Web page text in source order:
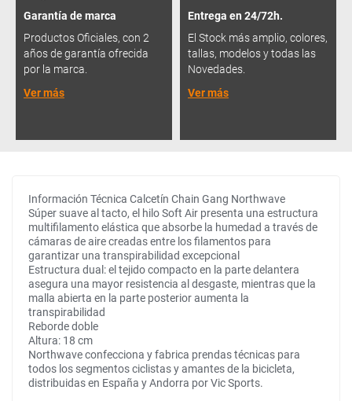
Garantía de marca
Productos Oficiales, con 2
años de garantía ofrecida
por la marca.
Ver más
Entrega en 24/72h.
El Stock más amplio, colores,
tallas, modelos y todas las
Novedades.
Ver más
Información Técnica Calcetín Chain Gang Northwave
Súper suave al tacto, el hilo Soft Air presenta una estructura
multifilamento elástica que absorbe la humedad a través de
cámaras de aire creadas entre los filamentos para
garantizar una transpirabilidad excepcional
Estructura dual: el tejido compacto en la parte delantera
asegura una mayor resistencia al desgaste, mientras que la
malla abierta en la parte posterior aumenta la
transpirabilidad
Reborde doble
Altura: 18 cm
​​​​​​​Northwave confecciona y fabrica prendas técnicas para
todos los segmentos ciclistas y amantes de la bicicleta,
distribuidas en España y Andorra por Vic Sports.